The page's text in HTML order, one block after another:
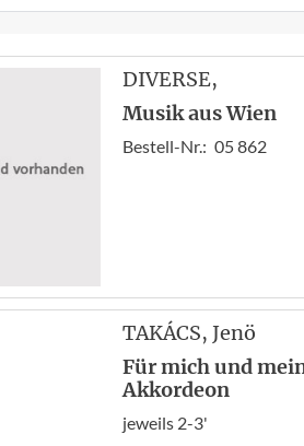
DIVERSE,
Musik aus Wien
Bestell-Nr.: 05 862
TAKÁCS, Jenö
Für mich und
Akkordeon
jeweils 2-3'